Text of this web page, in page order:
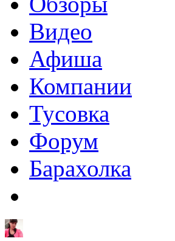
Видео
Афиша
Компании
Тусовка
Форум
Барахолка